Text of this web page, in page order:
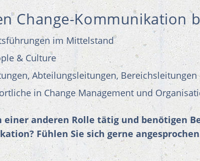
Change-Kommunikation
im Mittelstand
& Culture
Abteilungsleitungen, Bereichsleitungen
in Change Management und
einer anderen Rolle tätig und benötigen
Fühlen Sie sich gerne